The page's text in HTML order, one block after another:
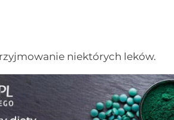
niektórych leków.